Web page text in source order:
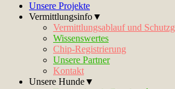
Unsere Projekte
Vermittlungsinfo▼
Vermittlungsablauf und
Wissenswertes
Chip-Registrierung
Unsere Partner
Kontakt
Unsere Hunde▼